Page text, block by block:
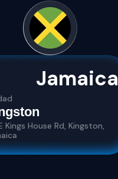
Jamaica
Kings House Rd, Kingston,